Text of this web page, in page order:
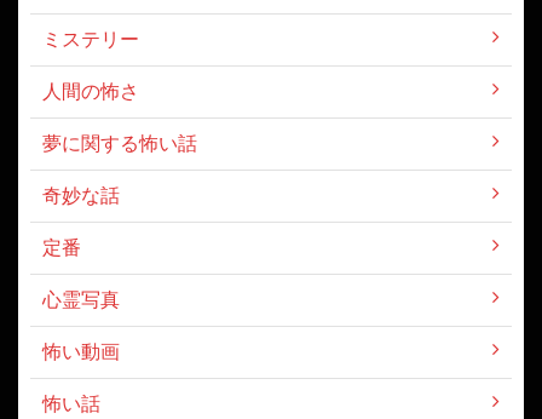
ミステリー
人間の怖さ
夢に関する怖い話
奇妙な話
定番
心霊写真
怖い動画
怖い話